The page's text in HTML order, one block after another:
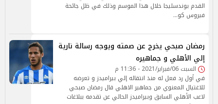
القدم بوندسليجا خلال هذا الموسم وذلك في ظل جائحة
فيروس كو…
رمضان صبحي يخرج عن صمته ويوجه رسالة نارية
إلي الأهلي و جماهيره
السبت 06/فبراير/2021 - 11:36 م
في أول رد فعل له منذ انتقاله إلي بيراميدز و تعرضه
للاغتيال المعنوي من جماهير الاهلي قال رمضان صبحي
لاعب الأهلي السابق وبيراميدز الحالي عن تقدمه ببلاغات